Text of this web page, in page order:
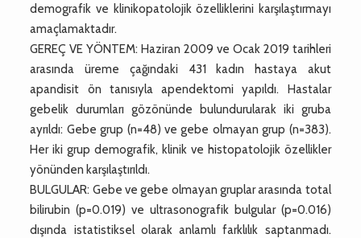
demografik ve klinikopatolojik özelliklerini karşılaştırmayı
amaçlamaktadır.
GEREÇ VE YÖNTEM: Haziran 2009 ve Ocak 2019 tarihleri
arasında üreme çağındaki 431 kadın hastaya akut
apandisit ön tanısıyla apendektomi yapıldı. Hastalar
gebelik durumları gözönünde bulundurularak iki gruba
ayrıldı: Gebe grup (n=48) ve gebe olmayan grup (n=383).
Her iki grup demografik, klinik ve histopatolojik özellikler
yönünden karşılaştırıldı.
BULGULAR: Gebe ve gebe olmayan gruplar arasında total
bilirubin (p=0.019) ve ultrasonografik bulgular (p=0.016)
dışında istatistiksel olarak anlamlı farklılık saptanmadı.